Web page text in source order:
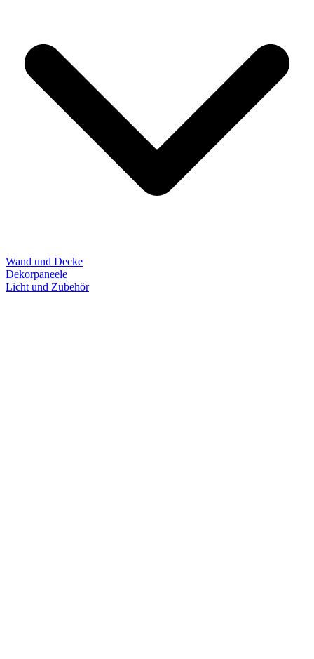
Wand und Decke
Dekorpaneele
Licht und Zubehör